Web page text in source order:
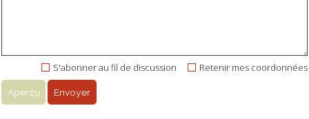
Retenir mes coordonnées
S'abonner au fil de discussion